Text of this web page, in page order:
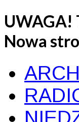
UWAGA!
Nowa